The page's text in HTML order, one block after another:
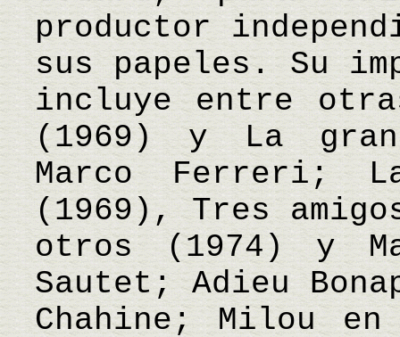
productor
sus papeles. Su
incluye entre
(1969) y La
Marco Ferreri;
(1969), Tres
otros (1974) y
Sautet; Adieu
Chahine; Milou